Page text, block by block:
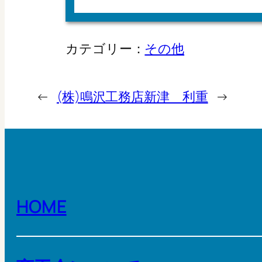
カテゴリー： その他
← (株)鳴沢工務店新津 利重 →
HOME